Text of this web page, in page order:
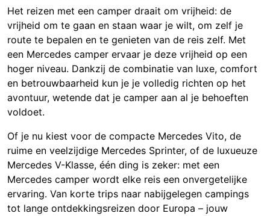
Het reizen met een camper draait om vrijheid: de
vrijheid om te gaan en staan waar je wilt, om zelf je
route te bepalen en te genieten van de reis zelf. Met
een Mercedes camper ervaar je deze vrijheid op een
hoger niveau. Dankzij de combinatie van luxe, comfort
en betrouwbaarheid kun je je volledig richten op het
avontuur, wetende dat je camper aan al je behoeften
voldoet.
Of je nu kiest voor de compacte Mercedes Vito, de
ruime en veelzijdige Mercedes Sprinter, of de luxueuze
Mercedes V-Klasse, één ding is zeker: met een
Mercedes camper wordt elke reis een onvergetelijke
ervaring. Van korte trips naar nabijgelegen campings
tot lange ontdekkingsreizen door Europa – jouw